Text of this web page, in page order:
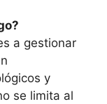
a gestionar
y
se limita al